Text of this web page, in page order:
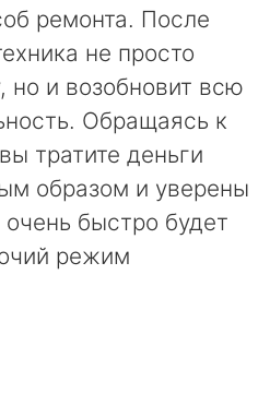
ремонта. После
не просто
но и возобновит всю
Обращаясь к
тратите деньги
образом и уверены
быстро будет
режим